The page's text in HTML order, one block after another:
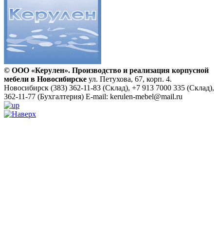
© ООО «Керулен». Производство и реализация корпусной
мебели в Новосибирске ул. Петухова, 67, корп. 4.
Новосибирск (383) 362-11-83 (Склад), +7 913 7000 335 (Склад),
362-11-77 (Бухгалтерия) E-mail: kerulen-mebel@mail.ru